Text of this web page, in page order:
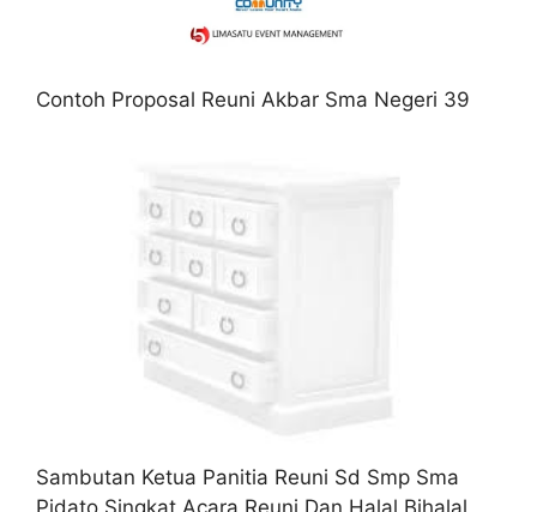
Contoh Proposal Reuni Akbar Sma Negeri 39
Sambutan Ketua Panitia Reuni Sd Smp Sma
Pidato Singkat Acara Reuni Dan Halal Bihalal